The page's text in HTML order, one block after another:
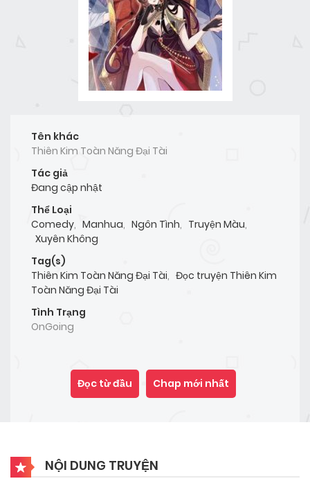
Tên khác
Thiên Kim Toàn Năng Đại Tài
Tác giả
Đang cập nhật
Thể Loại
Comedy, Manhua, Ngôn Tình, Truyện Màu,
Xuyên Không
Tag(s)
Thiên Kim Toàn Năng Đại Tài, Đọc truyện Thiên Kim
Toàn Năng Đại Tài
Tình Trạng
OnGoing
Đọc từ đầu Chap mới nhất
NỘI DUNG TRUYỆN